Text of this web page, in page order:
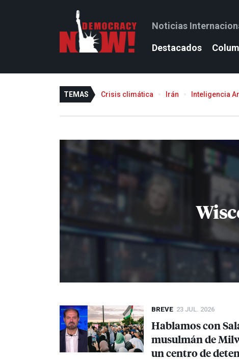
Noticias
Destacados
TEMAS Crisis climática Irán Inteligencia
BREVE 23 JUL. 2026
Hablamos con
musulmán de
un centro de